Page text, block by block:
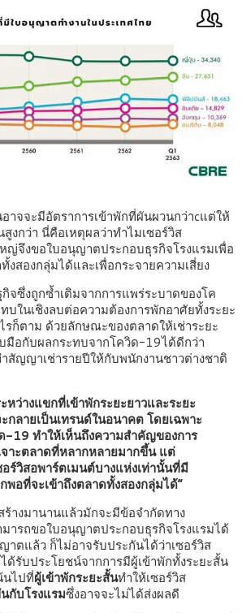
าจจะมีอัตราการเข้าพักที่ผันผวนกว่าcแต่ให้
งกว่า นี่คือเหตุผลว่าทำไมเซอร์วิส
ญ่จึงขอใบอนุญาตประกอบธุรกิจโรงแรมเพื่อ
งสองกลุ่มได้และเพื่อกระจายความเสี่ยง
จซึ่งถูกซ้ำเติมจากการแพร่ระบาดของโค
บในเชิงลบต่อความต้องการพักอาศัยทั้งระยะ
รก็ตาม ด้วยลักษณะของตลาดให้เช่าระยะ
มือกับผลกระทบจากโควิด-19ได้ดีกว่า
สัญญาเช่ารายปีให้กับพนักงานชาวต่างชาติ
หว่างแขกที่เข้าพักระยะยาวและระยะ
ลายเป็นเทรนด์ในอนาคต โดยเฉพาะ
-19 ทำให้เห็นถึงความสำคัญของการ
าะตลาดที่หลากหลายมากขึ้น แต่
อร์วิสอพาร์ตเมนต์บางแห่งเท่านั้นที่มี
อที่จะเข้าถึงตลาดทั้งสองกลุ่มได้”
ร้างมานานแล้วมักจะมีข้อจำกัดทาง
มารถขอใบอนุญาตประกอบธุรกิจโรงแรมได้
าตแล้ว ก็ไม่อาจรับประกันได้ว่าเซอร์วิส
ด้รับประโยชน์จากการมีผู้เข้าพักทั้งระยะสั้น
นไปที่ผู้เข้าพักระยะสั้นทำให้เซอร์วิส
กับโรงแรมซึ่งอาจจะไม่ได้ส่งผลดี